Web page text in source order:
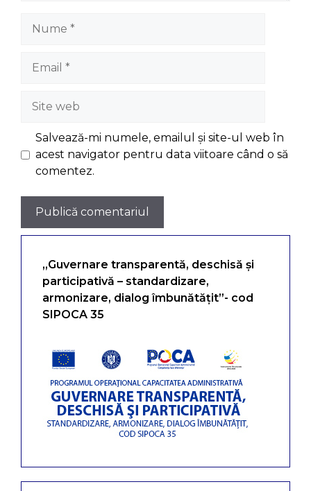
Site
web
Salvează-mi numele, emailul și site-ul web în
acest navigator pentru data viitoare când o să
comentez.
„Guvernare transparentă, deschisă și
participativă – standardizare,
armonizare, dialog îmbunătățit”- cod
SIPOCA 35